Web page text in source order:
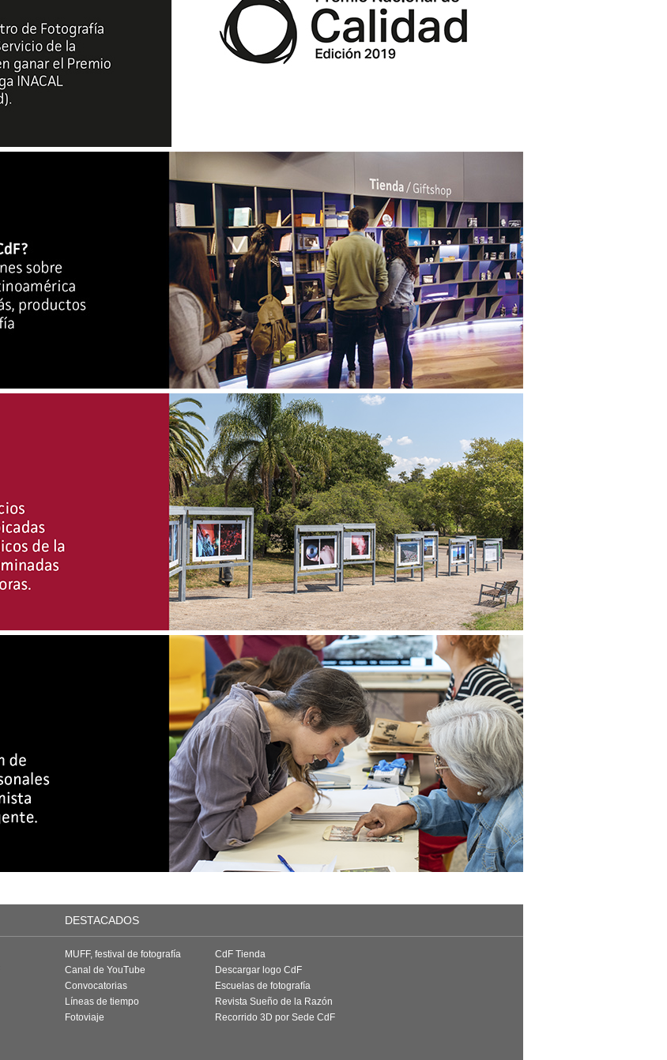
DESTACADOS
MUFF, festival de fotografía
Canal de YouTube
Convocatorias
Líneas de tiempo
Fotoviaje
CdF Tienda
Descargar logo CdF
Escuelas de fotografía
Revista Sueño de la Razón
Recorrido 3D por Sede CdF